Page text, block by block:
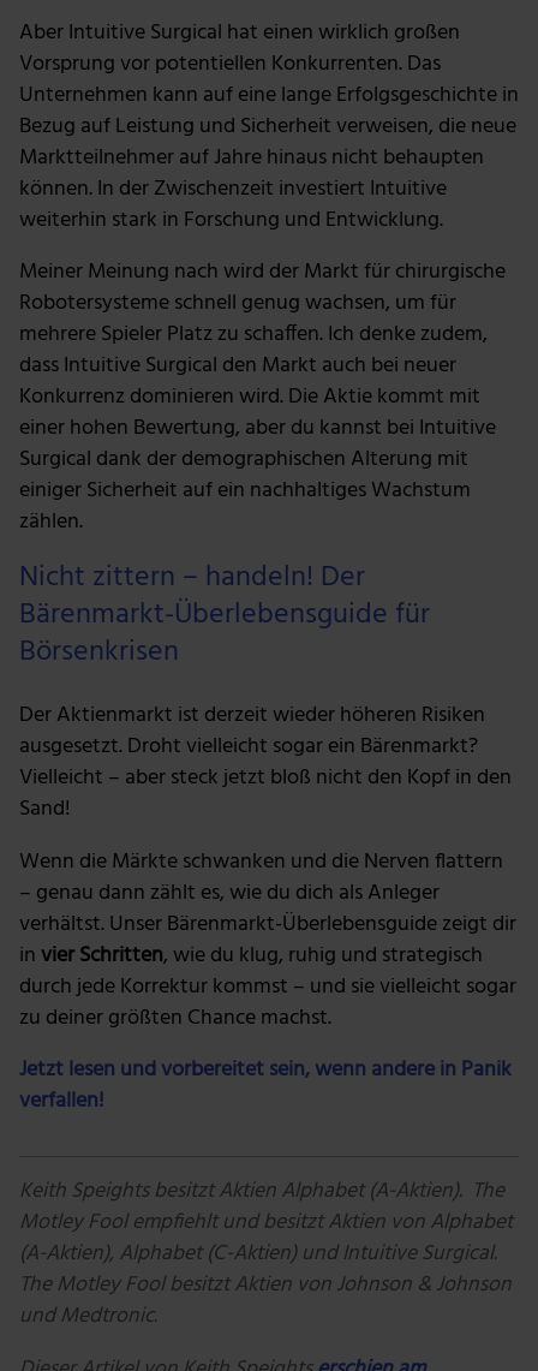
Aber Intuitive Surgical hat einen wirklich großen
Vorsprung vor potentiellen Konkurrenten. Das
Unternehmen kann auf eine lange Erfolgsgeschichte in
Bezug auf Leistung und Sicherheit verweisen, die neue
Marktteilnehmer auf Jahre hinaus nicht behaupten
können. In der Zwischenzeit investiert Intuitive
weiterhin stark in Forschung und Entwicklung.
Meiner Meinung nach wird der Markt für chirurgische
Robotersysteme schnell genug wachsen, um für
mehrere Spieler Platz zu schaffen. Ich denke zudem,
dass Intuitive Surgical den Markt auch bei neuer
Konkurrenz dominieren wird. Die Aktie kommt mit
einer hohen Bewertung, aber du kannst bei Intuitive
Surgical dank der demographischen Alterung mit
einiger Sicherheit auf ein nachhaltiges Wachstum
zählen.
Nicht zittern – handeln! Der
Bärenmarkt-Überlebensguide für
Börsenkrisen
Der Aktienmarkt ist derzeit wieder höheren Risiken
ausgesetzt. Droht vielleicht sogar ein Bärenmarkt?
Vielleicht – aber steck jetzt bloß nicht den Kopf in den
Sand!
Wenn die Märkte schwanken und die Nerven flattern
– genau dann zählt es, wie du dich als Anleger
verhältst. Unser Bärenmarkt-Überlebensguide zeigt dir
invier Schritten, wie du klug, ruhig und strategisch
durch jede Korrektur kommst – und sie vielleicht sogar
zu deiner größten Chance machst.
Jetzt lesen und vorbereitet sein, wenn andere in Panik
verfallen!
Keith Speights besitzt Aktien Alphabet (A-Aktien). The
Motley Fool empfiehlt und besitzt Aktien von Alphabet
(A-Aktien), Alphabet (C-Aktien) und Intuitive Surgical.
The Motley Fool besitzt Aktien von Johnson & Johnson
und Medtronic.